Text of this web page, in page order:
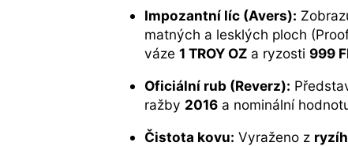
Impozantní líc (Avers):
matných a lesklých ploch
váze1 TROY OZ a ryzosti 999
Oficiální rub (Reverz):
ražby 2016 a nominální
Čistota kovu: Vyraženo z